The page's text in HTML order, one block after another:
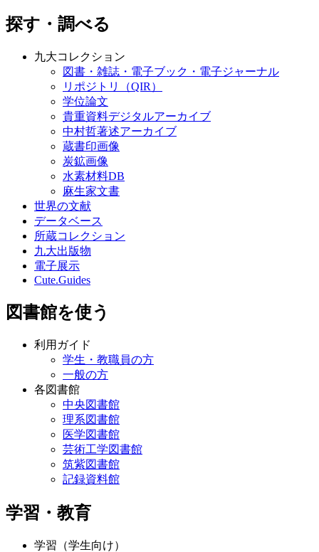
探す・調べる
九大コレクション
図書・雑誌・電子ブック・電子ジャーナル
リポジトリ（QIR）
学位論文
貴重資料デジタルアーカイブ
中村哲著述アーカイブ
蔵書印画像
炭鉱画像
水素材料DB
麻生家文書
世界の文献
データベース
所蔵コレクション
九大出版物
電子展示
Cute.Guides
図書館を使う
利用ガイド
学生・教職員の方
一般の方
各図書館
中央図書館
理系図書館
医学図書館
芸術工学図書館
筑紫図書館
記録資料館
学習・教育
学習（学生向け）